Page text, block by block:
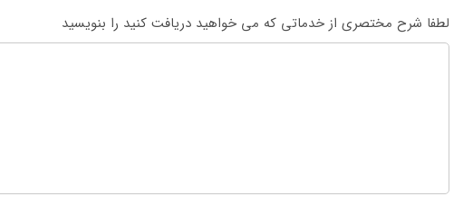
لطفا شرح مختصری از خدماتی که می خواهید دریافت کنید را بنویسید